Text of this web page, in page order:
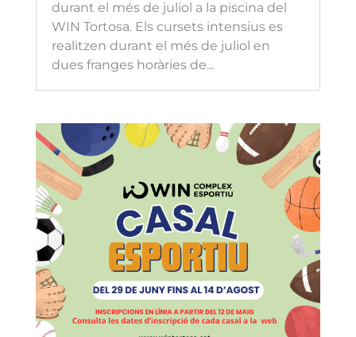
durant el més de juliol a la piscina del
WIN Tortosa. Els cursets intensius es
realitzen durant el més de juliol en
dues franges horàries de...